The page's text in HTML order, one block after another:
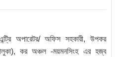
অপারেটর/ অফিস সহকারী, উপকর
কর অঞ্চল -ময়মনসিংহ এর হজ্ব